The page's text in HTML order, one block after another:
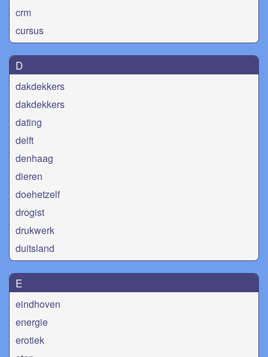
crm
cursus
D
dakdekkers
dakdekkers
dating
delft
denhaag
dieren
doehetzelf
drogist
drukwerk
duitsland
E
eindhoven
energie
erotiek